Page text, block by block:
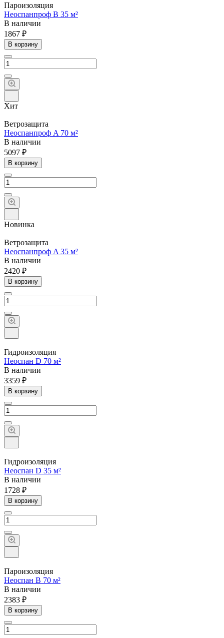
Пароизоляция
Неоспанпроф B 35 м²
В наличии
1867 ₽
В корзину
Хит
Ветрозащита
Неоспанпроф A 70 м²
В наличии
5097 ₽
В корзину
Новинка
Ветрозащита
Неоспанпроф A 35 м²
В наличии
2420 ₽
В корзину
Гидроизоляция
Неоспан D 70 м²
В наличии
3359 ₽
В корзину
Гидроизоляция
Неоспан D 35 м²
В наличии
1728 ₽
В корзину
Пароизоляция
Неоспан B 70 м²
В наличии
2383 ₽
В корзину